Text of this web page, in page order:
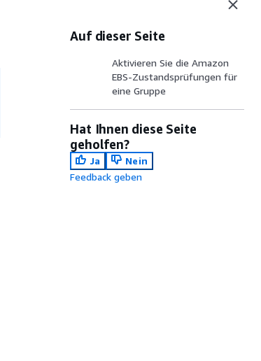
Auf dieser Seite
Aktivieren Sie die Amazon
EBS-Zustandsprüfungen für
eine Gruppe
Hat Ihnen diese Seite
geholfen?
Ja
Nein
Feedback geben